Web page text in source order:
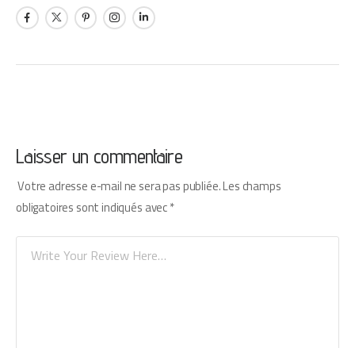
Laisser un commentaire
Votre adresse e-mail ne sera pas publiée.Les champs
obligatoires sont indiqués avec*